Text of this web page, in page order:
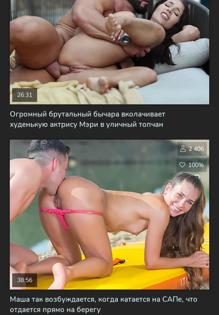
Огромный брутальный бычара вколачивает
худенькую актрису Мэри в уличный топчан
26:31
Маша так возбуждается, когда катается на САПе, что
отдается прямо на берегу
38:56
2 406
100%